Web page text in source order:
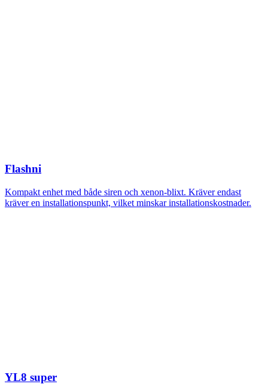
Flashni
Kompakt enhet med både siren och xenon-blixt. Kräver endast
kräver en installationspunkt, vilket minskar installationskostnader.
YL8 super